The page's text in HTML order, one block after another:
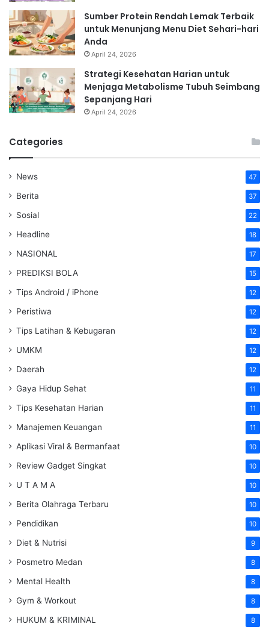
Sumber Protein Rendah Lemak Terbaik
untuk Menunjang Menu Diet Sehari-hari
Anda
April 24, 2026
Strategi Kesehatan Harian untuk
Menjaga Metabolisme Tubuh Seimbang
Sepanjang Hari
April 24, 2026
Categories
News 47
Berita 37
Sosial 22
Headline 18
NASIONAL 17
PREDIKSI BOLA 15
Tips Android / iPhone 12
Peristiwa 12
Tips Latihan & Kebugaran 12
UMKM 12
Daerah 12
Gaya Hidup Sehat 11
Tips Kesehatan Harian 11
Manajemen Keuangan 11
Aplikasi Viral & Bermanfaat 10
Review Gadget Singkat 10
U T A M A 10
Berita Olahraga Terbaru 10
Pendidikan 10
Diet & Nutrisi 9
Posmetro Medan 8
Mental Health 8
Gym & Workout 8
HUKUM & KRIMINAL 8